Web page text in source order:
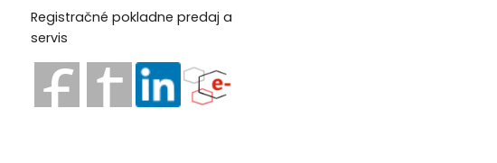
Registračné pokladne predaj a
servis